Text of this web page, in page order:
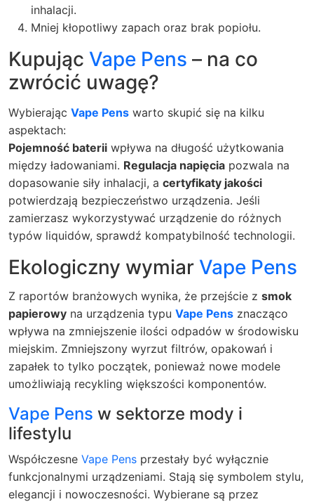
inhalacji.
Mniej kłopotliwy zapach oraz brak popiołu.
Kupując Vape Pens – na co
zwrócić uwagę?
Wybierając Vape Pens warto skupić się na kilku
aspektach:
Pojemność baterii wpływa na długość użytkowania
między ładowaniami. Regulacja napięcia pozwala na
dopasowanie siły inhalacji, a certyfikaty jakości
potwierdzają bezpieczeństwo urządzenia. Jeśli
zamierzasz wykorzystywać urządzenie do różnych
typów liquidów, sprawdź kompatybilność technologii.
Ekologiczny wymiar Vape Pens
Z raportów branżowych wynika, że przejście z smok
papierowy na urządzenia typu Vape Pens znacząco
wpływa na zmniejszenie ilości odpadów w środowisku
miejskim. Zmniejszony wyrzut filtrów, opakowań i
zapałek to tylko początek, ponieważ nowe modele
umożliwiają recykling większości komponentów.
Vape Pens w sektorze mody i
lifestylu
Współczesne Vape Pens przestały być wyłącznie
funkcjonalnymi urządzeniami. Stają się symbolem stylu,
elegancji i nowoczesności. Wybierane są przez